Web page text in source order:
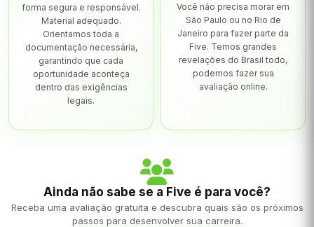
forma segura e responsável.
Material adequado.
Orientamos toda a
documentação necessária,
garantindo que cada
oportunidade aconteça
dentro das exigências
legais.
Você não precisa morar em
São Paulo ou no Rio de
Janeiro para fazer parte da
Five. Temos grandes
revelações do Brasil todo,
podemos fazer sua
avaliação online.
Ainda não sabe se a Five é para você?
Receba uma avaliação gratuita e descubra quais são os próximos
passos para desenvolver sua carreira.